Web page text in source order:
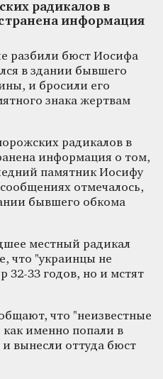
радикалов в
информация
разбили бюст Иосифа
в здании бывшего
и бросили его
знака жертвам
радикалов в
информация о том,
памятник Иосифу
отмечалось,
бывшего обкома
местный радикал
что "украинцы не
32-33 годов, но и мстят
что "неизвестные
как именно попали в
вынесли оттуда бюст